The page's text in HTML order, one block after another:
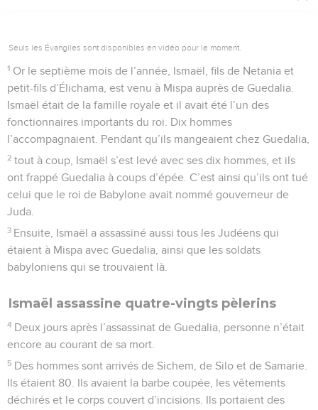
Seuls les Évangiles sont disponibles en vidéo pour le moment.
1 Or le septième mois de l’année, Ismaël, fils de Netania et
petit-fils d’Élichama, est venu à Mispa auprès de Guedalia.
Ismaël était de la famille royale et il avait été l’un des
fonctionnaires importants du roi. Dix hommes
l’accompagnaient. Pendant qu’ils mangeaient chez Guedalia,
2 tout à coup, Ismaël s’est levé avec ses dix hommes, et ils
ont frappé Guedalia à coups d’épée. C’est ainsi qu’ils ont tué
celui que le roi de Babylone avait nommé gouverneur de
Juda.
3 Ensuite, Ismaël a assassiné aussi tous les Judéens qui
étaient à Mispa avec Guedalia, ainsi que les soldats
babyloniens qui se trouvaient là.
Ismaël assassine quatre-vingts pèlerins
4 Deux jours après l’assassinat de Guedalia, personne n’était
encore au courant de sa mort.
5 Des hommes sont arrivés de Sichem, de Silo et de Samarie.
Ils étaient 80. Ils avaient la barbe coupée, les vêtements
déchirés et le corps couvert d’incisions. Ils portaient des